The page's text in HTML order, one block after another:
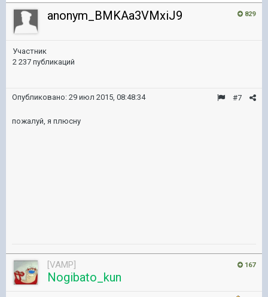
829
anonym_BMKAa3VMxiJ9
Участник
2 237 публикаций
#7
Опубликовано: 29 июл 2015, 08:48:34
пожалуй, я плюсну
167
[VAMP]
Nogibato_kun